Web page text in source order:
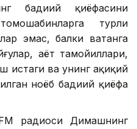
бадиий қиёфасини
турли
эмас, балки ватанга
ҳаёт тамойиллари,
истаги ва унинг ҳақиқий
ноёб бадиий қиёфа
радиоси Димашнинг